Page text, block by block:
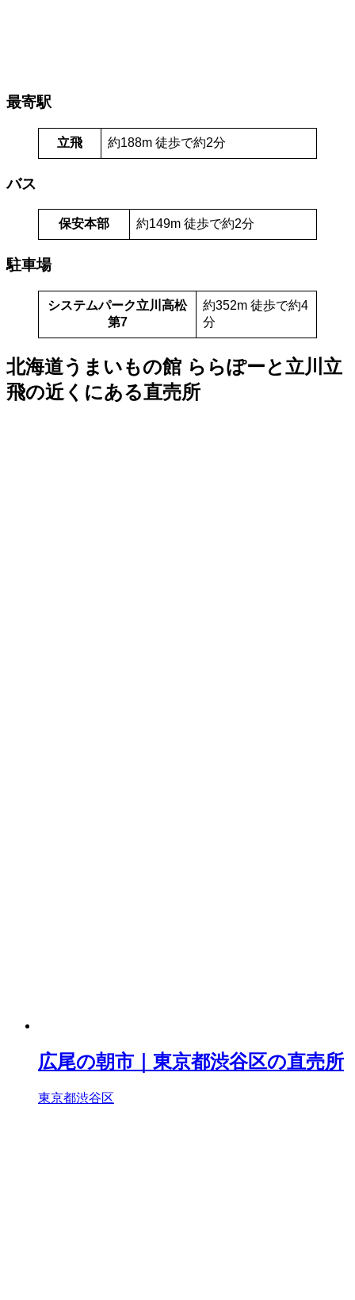
最寄駅
立飛 約188m 徒歩で約2分
バス
保安本部 約149m 徒歩で約2分
駐車場
システムパーク立川高松
第7
約352m 徒歩で約4
分
北海道うまいもの館 ららぽーと立川立
飛の近くにある直売所
広尾の朝市｜東京都渋谷区の直売所
東京都渋谷区